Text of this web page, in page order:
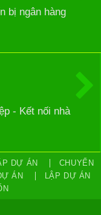
bị ngân hàng
- Kết nối nhà
DỰ ÁN
CHUYỂN
ÁN
LẬP DỰ ÁN